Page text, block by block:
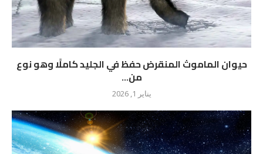
حيوان الماموث المنقرض حفظ في الجليد كاملًا وهو نوع
من...
يناير 1, 2026